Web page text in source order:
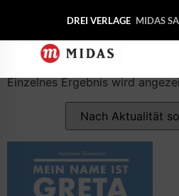
DREI VERLAGE MIDAS
Ernährung
Einzelnes Ergebnis wird